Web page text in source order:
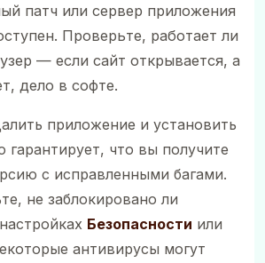
патч или сервер приложения
Проверьте, работает ли
— если сайт открывается, а
дело в софте.
приложение и установить
гарантирует, что вы получите
с исправленными багами.
не заблокировано ли
Безопасности или
антивирусы могут